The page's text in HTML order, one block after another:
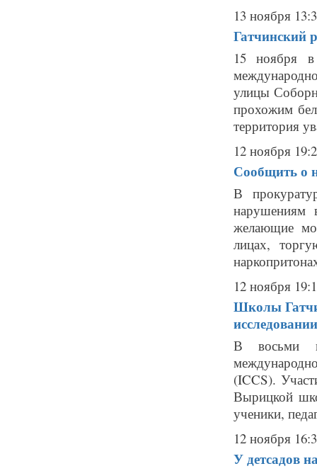
13 ноября
Гатчинский
15 ноября в
улицы
прохожим
территория
12 ноября
Сообщить о
В
нарушениям
желающие
лицах,
12 ноября
Школы
исследовании
В восьми
(ICCS).
Вырицкой
ученики,
12 ноября
У детсадов